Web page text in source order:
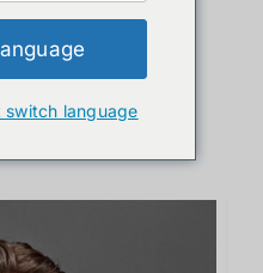
switch language